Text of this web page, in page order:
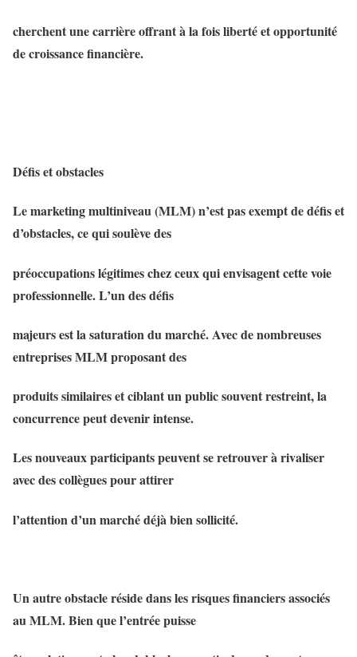
cherchent une carrière offrant à la fois liberté et opportunité
de croissance financière.
Défis et obstacles
Le marketing multiniveau (MLM) n’est pas exempt de défis et
d’obstacles, ce qui soulève des
préoccupations légitimes chez ceux qui envisagent cette voie
professionnelle. L’un des défis
majeurs est la saturation du marché. Avec de nombreuses
entreprises MLM proposant des
produits similaires et ciblant un public souvent restreint, la
concurrence peut devenir intense.
Les nouveaux participants peuvent se retrouver à rivaliser
avec des collègues pour attirer
l’attention d’un marché déjà bien sollicité.
Un autre obstacle réside dans les risques financiers associés
au MLM. Bien que l’entrée puisse